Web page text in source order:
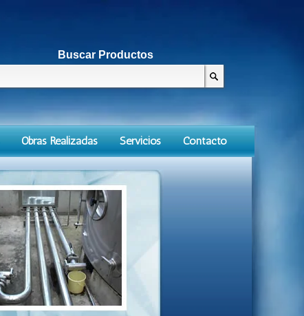
Buscar Productos
Obras Realizadas Servicios Contacto